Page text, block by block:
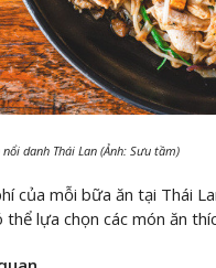
danh Thái Lan (Ảnh: Sưu tầm)
của mỗi bữa ăn tại Thái
lựa chọn các món ăn